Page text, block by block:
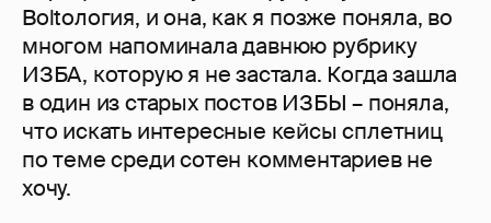
Boltoлогия, и она, как я позже поняла, во
многом напоминала давнюю рубрику
ИЗБА, которую я не застала. Когда зашла
в один из старых постов ИЗБЫ – поняла,
что искать интересные кейсы сплетниц
по теме среди сотен комментариев не
хочу.